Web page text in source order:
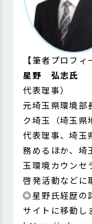
【筆者プロフィ
星野 弘志氏
代表理事）
元埼玉県環境部
ク埼玉（埼玉県
代表理事、埼玉
務めるほか、埼
玉環境カウンセ
啓発活動などに
◎星野氏経歴の
サイトに移動